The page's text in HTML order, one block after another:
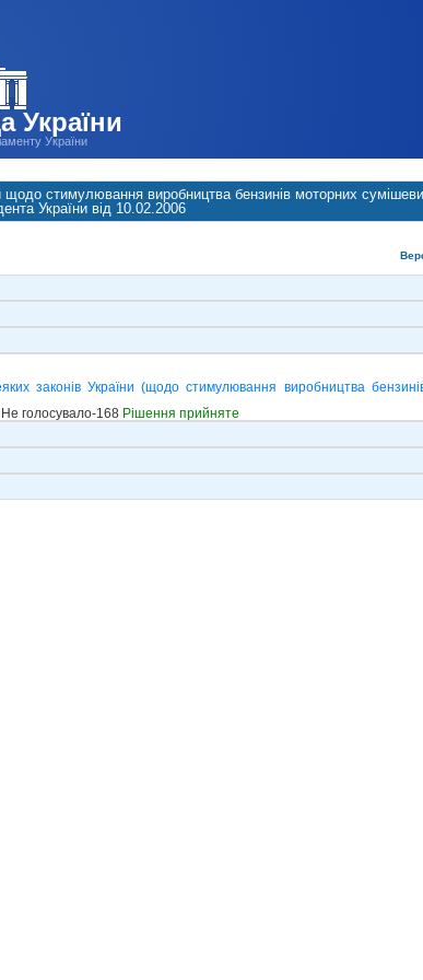
України
України
щодо стимулювання виробництва бензинів моторних
України від 10.02.2006
законів України (щодо стимулювання виробництва
голосувало-168 Рішення прийняте